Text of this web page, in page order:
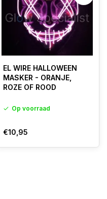
EL WIRE HALLOWEEN
MASKER - ORANJE,
ROZE OF ROOD
Op voorraad
€10,95